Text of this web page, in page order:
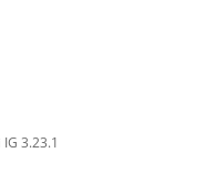
3.23.1